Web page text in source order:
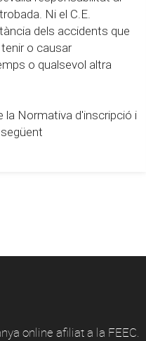
Ni el C.E.
dels accidents que
o causar
o qualsevol altra
la Normativa d'inscripció i
online afiliat a la FEEC.